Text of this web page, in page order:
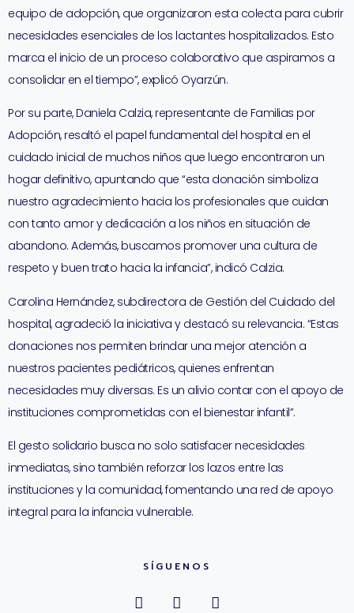
equipo de adopción, que organizaron esta colecta para cubrir
necesidades esenciales de los lactantes hospitalizados. Esto
marca el inicio de un proceso colaborativo que aspiramos a
consolidar en el tiempo”, explicó Oyarzún.
Por su parte, Daniela Calzia, representante de Familias por
Adopción, resaltó el papel fundamental del hospital en el
cuidado inicial de muchos niños que luego encontraron un
hogar definitivo, apuntando que “esta donación simboliza
nuestro agradecimiento hacia los profesionales que cuidan
con tanto amor y dedicación a los niños en situación de
abandono. Además, buscamos promover una cultura de
respeto y buen trato hacia la infancia”, indicó Calzia.
Carolina Hernández, subdirectora de Gestión del Cuidado del
hospital, agradeció la iniciativa y destacó su relevancia. “Estas
donaciones nos permiten brindar una mejor atención a
nuestros pacientes pediátricos, quienes enfrentan
necesidades muy diversas. Es un alivio contar con el apoyo de
instituciones comprometidas con el bienestar infantil”.
El gesto solidario busca no solo satisfacer necesidades
inmediatas, sino también reforzar los lazos entre las
instituciones y la comunidad, fomentando una red de apoyo
integral para la infancia vulnerable.
SÍGUENOS